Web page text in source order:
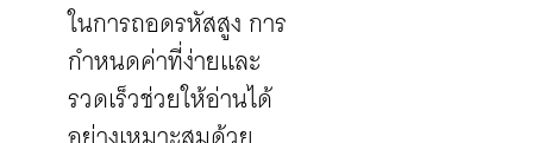
ในการถอดรหัสสูง การ
กำหนดค่าที่ง่ายและ
รวดเร็วช่วยให้อ่านได้